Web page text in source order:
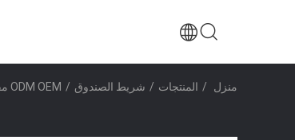
منزل / المنتجات / شريط الصندوق / ODM OEM مقطوعة الصلب الصندوق المعدنية قابلة لإعادة الاستخدام المقطوعات الصلبة الصلبة الصلبة الصلبة